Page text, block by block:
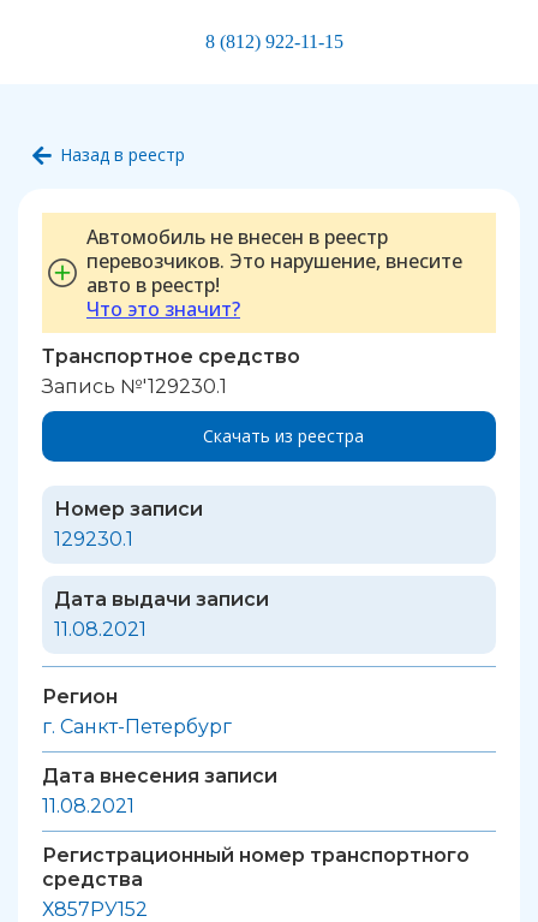
8 (812) 922-11-15
Назад в реестр
Автомобиль не внесен в реестр
перевозчиков. Это нарушение, внесите
авто в реестр!
Что это значит?
Транспортное средство
Запись №'129230.1
Скачать из реестра
Номер записи
129230.1
Дата выдачи записи
11.08.2021
Регион
г. Санкт-Петербург
Дата внесения записи
11.08.2021
Регистрационный номер транспортного
средства
Х857РУ152